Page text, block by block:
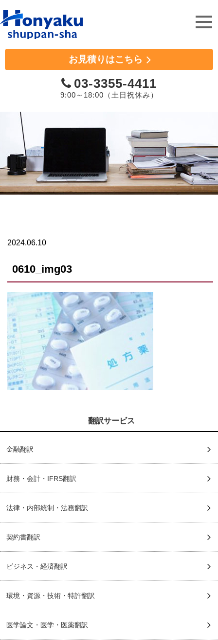
お見積りはこちら
03-3355-4411
9:00～18:00（土日祝休み）
2024.06.10
0610_img03
翻訳サービス
金融翻訳
財務・会計・IFRS翻訳
法律・内部統制・法務翻訳
契約書翻訳
ビジネス・経済翻訳
環境・資源・技術・特許翻訳
医学論文・医学・医薬翻訳